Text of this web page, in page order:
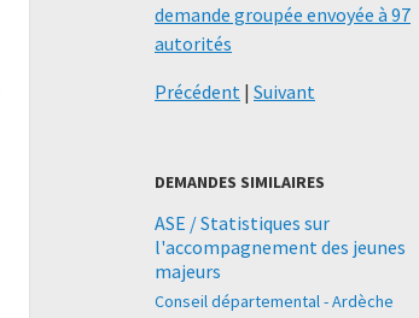
demande groupée envoyée à 97
autorités
Précédent | Suivant
DEMANDES SIMILAIRES
ASE / Statistiques sur
l'accompagnement des jeunes
majeurs
Conseil départemental - Ardèche